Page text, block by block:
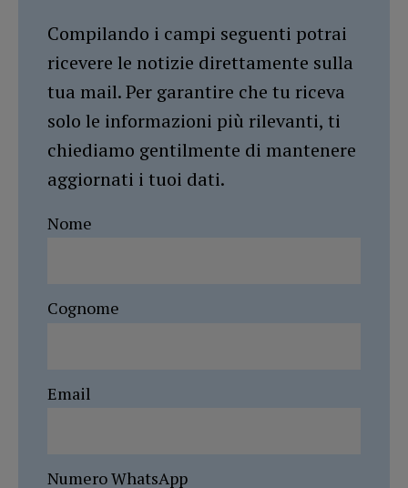
Compilando i campi seguenti potrai
ricevere le notizie direttamente sulla
tua mail. Per garantire che tu riceva
solo le informazioni più rilevanti, ti
chiediamo gentilmente di mantenere
aggiornati i tuoi dati.
Nome
Cognome
Email
Numero WhatsApp